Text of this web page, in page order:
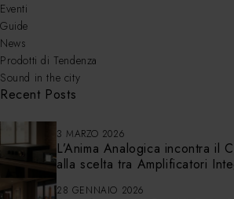
Eventi
Guide
News
Prodotti di Tendenza
Sound in the city
Recent Posts
3 MARZO 2026
L’Anima Analogica incontra il
alla scelta tra Amplificatori
28 GENNAIO 2026